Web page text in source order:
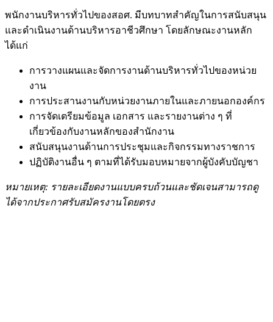
พนักงานบริหารทั่วไปของสอศ. มีบทบาทสำคัญในการสนับสนุน
และดำเนินงานด้านบริหารอาชีวศึกษา โดยลักษณะงานหลัก
ได้แก่
การวางแผนและจัดการงานด้านบริหารทั่วไปของหน่วย
งาน
การประสานงานกับหน่วยงานภายในและภายนอกองค์กร
การจัดเตรียมข้อมูล เอกสาร และรายงานต่าง ๆ ที่
เกี่ยวข้องกับงานหลักของสำนักงาน
สนับสนุนงานด้านการประชุมและกิจกรรมทางราชการ
ปฏิบัติงานอื่น ๆ ตามที่ได้รับมอบหมายจากผู้บังคับบัญชา
หมายเหตุ: รายละเอียดงานแบบครบถ้วนและชัดเจนสามารถดู
ได้จากประกาศรับสมัครงานโดยตรง